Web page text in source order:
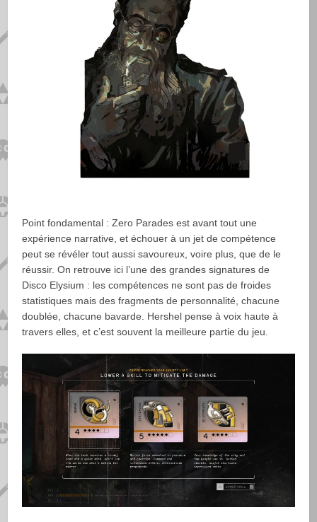
Point fondamental : Zero Parades est avant tout une
expérience narrative, et échouer à un jet de compétence
peut se révéler tout aussi savoureux, voire plus, que de le
réussir. On retrouve ici l’une des grandes signatures de
Disco Elysium : les compétences ne sont pas de froides
statistiques mais des fragments de personnalité, chacune
doublée, chacune bavarde. Hershel pense à voix haute à
travers elles, et c’est souvent la meilleure partie du jeu.